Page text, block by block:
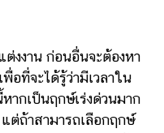
งาน ก่อนอื่นจะต้องหา
อที่จะได้รู้ว่ามีเวลาใน
ากเป็นฤกษ์เร่งด่วนมาก
ต่ถ้าสามารถเลือกฤกษ์